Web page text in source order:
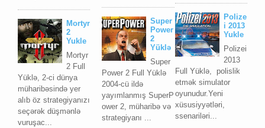
Mortyr
2
Yukle
Mortyr
2 Full
Yüklə, 2-ci dünya
müharibəsində yer
alıb öz strategiyanızı
seçərək düşmənlə
vuruşac...
Polize
i 2013
Yukle
Polizei
2013
Full Yüklə, polislik
etmək simulator
oyunudur.Yeni
xüsusiyyətləri,
ssenariləri...
Super
Power
2
Yüklə
Super
Power 2 Full Yüklə
2004-cü ildə
yayımlanmış SuperP
ower 2, müharibə və
strategiyanı ...